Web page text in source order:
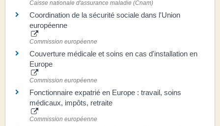
Caisse nationale d'assurance maladie (Cnam)
Coordination de la sécurité sociale dans l'Union
européenne
Commission européenne
Couverture médicale et soins en cas d'installation en
Europe
Commission européenne
Fonctionnaire expatrié en Europe : travail, soins
médicaux, impôts, retraite
Commission européenne